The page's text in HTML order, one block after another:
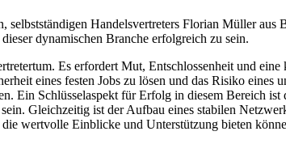
selbstständigen Handelsvertreters Florian Müller
dynamischen Branche erfolgreich zu sein.
Es erfordert Mut, Entschlossenheit und
eines festen Jobs zu lösen und das Risiko eines
Ein Schlüsselaspekt für Erfolg in diesem Bereich ist
Gleichzeitig ist der Aufbau eines stabilen
wertvolle Einblicke und Unterstützung bieten